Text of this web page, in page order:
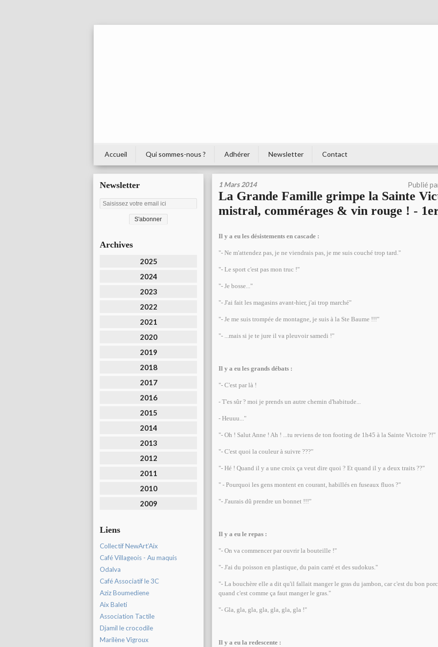
Accueil Qui sommes-nous ? Adhérer Newsletter Contact
Newsletter
Archives
2025
2024
2023
2022
2021
2020
2019
2018
2017
2016
2015
2014
2013
2012
2011
2010
2009
Liens
Collectif NewArt’Aix
Café Villageois - Au maquis
Odalva
Café Associatif le 3C
Aziz Boumediene
Aix Baleti
Association Tactile
Djamil le crocodile
Marilène Vigroux
1 Mars 2014 Publié
La Grande Famille grimpe la Sainte
mistral, commérages & vin rouge ! -
Il y a eu les désistements en cascade :
"- Ne m'attendez pas, je ne viendrais pas, je me suis couché trop tard."
"- Le sport c'est pas mon truc !"
"- Je bosse..."
"- J'ai fait les magasins avant-hier, j'ai trop marché"
"- Je me suis trompée de montagne, je suis à la Ste Baume !!!"
"- ...mais si je te jure il va pleuvoir samedi !"
Il y a eu les grands débats :
"- C'est par là !
- T'es sûr ? moi je prends un autre chemin d'habitude...
- Heuuu..."
"- Oh ! Salut Anne ! Ah ! ...tu reviens de ton footing de 1h45 à la Sainte Victoire ?!"
"- C'est quoi la couleur à suivre ???"
"- Hé ! Quand il y a une croix ça veut dire quoi ? Et quand il y a deux traits ??"
" - Pourquoi les gens montent en courant, habillés en fuseaux fluos ?"
"- J'aurais dû prendre un bonnet !!!"
Il y a eu le repas :
"- On va commencer par ouvrir la bouteille !"
"- J'ai du poisson en plastique, du pain carré et des sudokus."
"- La bouchère elle a dit qu'il fallait manger le gras du jambon, car c'est du bon
quand c'est comme ça faut manger le gras."
"- Gla, gla, gla, gla, gla, gla, gla !"
Il y a eu la redescente :